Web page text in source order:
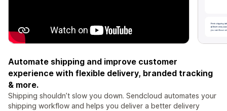
Automate shipping and improve customer
experience with flexible delivery, branded tracking
& more.
Shipping shouldn’t slow you down. Sendcloud automates your
shipping workflow and helps you deliver a better delivery